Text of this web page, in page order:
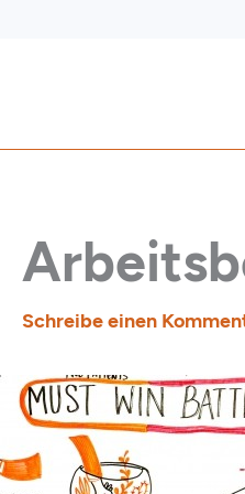
Schreibe einen